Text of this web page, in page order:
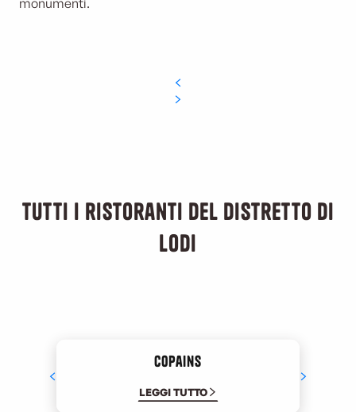
monumenti.
Tutti i ristoranti del distretto di
Lodi
Copains
LEGGI TUTTO